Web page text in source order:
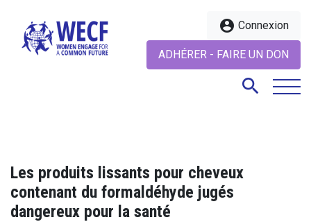
account_circle Connexion
ADHÉRER - FAIRE UN DON
search
Les produits lissants pour cheveux
contenant du formaldéhyde jugés
dangereux pour la santé